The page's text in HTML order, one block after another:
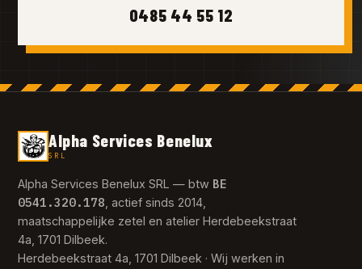
0485 44 55 12
Alpha Services Benelux
SRL
Alpha Services Benelux SRL — btw BE
0541.320.178 , actief sinds 2014,
maatschappelijke zetel en atelier Herdebeekstraat
4a, 1701 Dilbeek.
Herdebeekstraat 4a, 1701 Dilbeek · Wij werken in